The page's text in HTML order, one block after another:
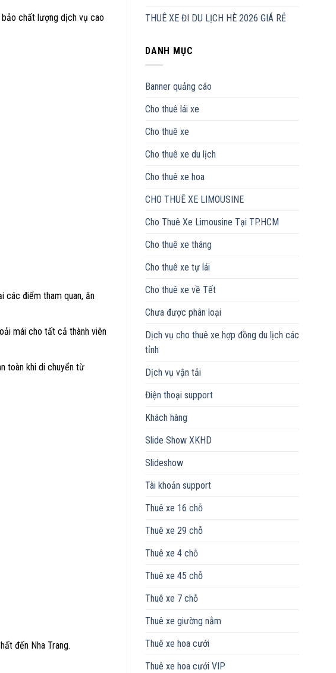
chất lượng dịch vụ cao
các điểm tham quan, ăn
mái cho tất cả thành viên
toàn khi di chuyển từ
đến Nha Trang.
THUÊ XE ĐI DU LỊCH HÈ 2026 GIÁ RẺ
DANH MỤC
Banner quảng cáo
Cho thuê lái xe
Cho thuê xe
Cho thuê xe du lịch
Cho thuê xe hoa
CHO THUÊ XE LIMOUSINE
Cho Thuê Xe Limousine Tại TP.HCM
Cho thuê xe tháng
Cho thuê xe tự lái
Cho thuê xe về Tết
Chưa được phân loại
Dịch vụ cho thuê xe hợp đồng du lịch các
tỉnh
Dịch vụ vận tải
Điện thoại support
Khách hàng
Slide Show XKHD
Slideshow
Tài khoản support
Thuê xe 16 chỗ
Thuê xe 29 chỗ
Thuê xe 4 chỗ
Thuê xe 45 chỗ
Thuê xe 7 chỗ
Thuê xe giường nằm
Thuê xe hoa cưới
Thuê xe hoa cưới VIP